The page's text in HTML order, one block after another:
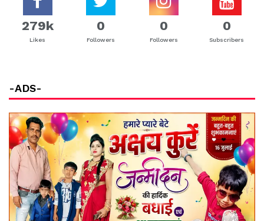
279k
Likes
0
Followers
0
Followers
0
Subscribers
-ADS-